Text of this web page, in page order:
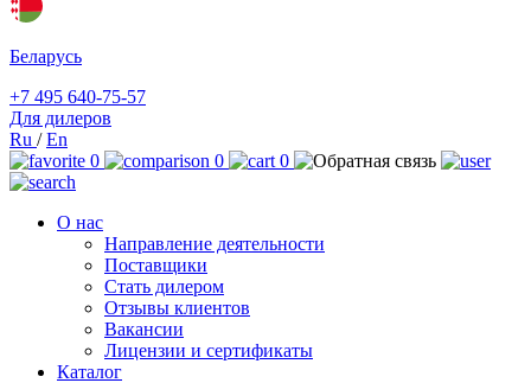
Беларусь
+7 495 640-75-57
Для дилеров
Ru /En
0
0 0
О нас
Направление деятельности
Поставщики
Стать дилером
Отзывы клиентов
Вакансии
Лицензии и сертификаты
Каталог